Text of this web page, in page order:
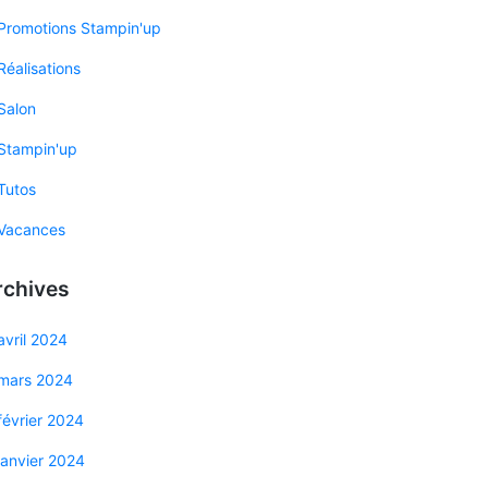
Stampin'up
2024
2024
2024
2024